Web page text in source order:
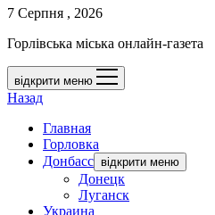
7 Серпня , 2026
Горлівська міська онлайн-газета
відкрити меню
Назад
Главная
Горловка
Донбасс відкрити меню
Донецк
Луганск
Украина